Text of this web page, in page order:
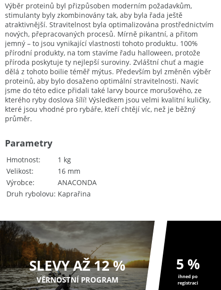
Výběr proteinů byl přizpůsoben moderním požadavkům,
stimulanty byly zkombinovány tak, aby byla řada ještě
atraktivnější. Stravitelnost byla optimalizována prostřednictvím
nových, přepracovaných procesů. Mírně pikantní, a přitom
jemný – to jsou vynikající vlastnosti tohoto produktu. 100%
přírodní produkty, na tom stavíme řadu halloween, protože
příroda poskytuje ty nejlepší suroviny. Zvláštní chuť a magie
dělá z tohoto boilie téměř mýtus. Především byl změněn výběr
proteinů, aby bylo dosaženo optimální stravitelnosti. Navíc
jsme do této edice přidali také larvy bource morušového, ze
kterého ryby doslova šílí! Výsledkem jsou velmi kvalitní kuličky,
které jsou vhodné pro rybáře, kteří chtějí víc, než je běžný
průměr.
Hmotnost
1 kg
Velikost
16 mm
Výrobce
ANACONDA
Druh rybolovu Kaprařina
Parametry
SLEVY AŽ 12 %
VĚRNOSTNÍ PROGRAM
5 %
ihned po
registraci